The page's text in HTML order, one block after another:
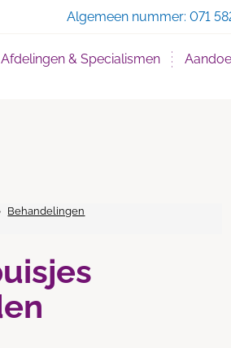
Algemeen nummer: 071
Afdelingen & Specialismen
Behandelingen